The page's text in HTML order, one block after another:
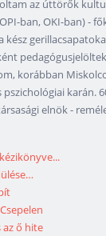
az úttörők
ban, OKI-ban) -
kész
korábban
pszichológiai karán.
elnök -
ő hite